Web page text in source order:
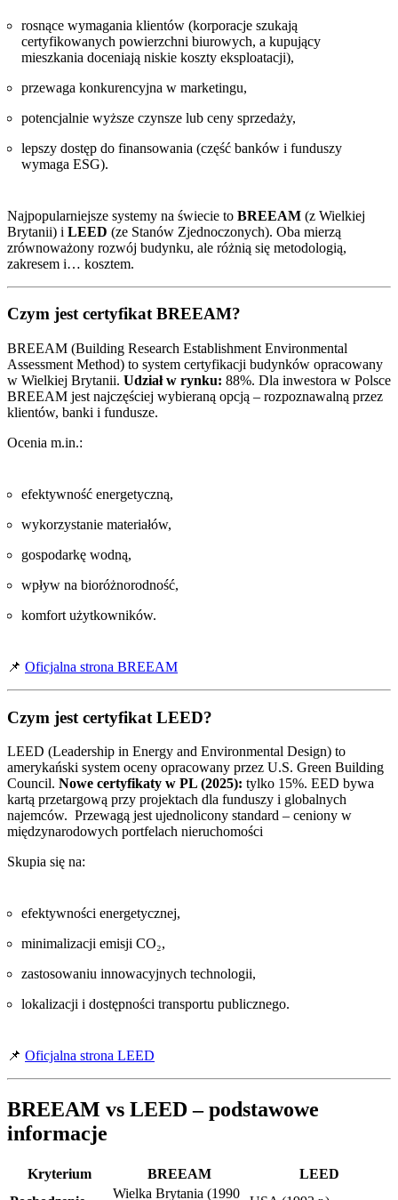
rosnące wymagania klientów (korporacje szukają
certyfikowanych powierzchni biurowych, a kupujący
mieszkania doceniają niskie koszty eksploatacji),
przewaga konkurencyjna w marketingu,
potencjalnie wyższe czynsze lub ceny sprzedaży,
lepszy dostęp do finansowania (część banków i funduszy
wymaga ESG).
Najpopularniejsze systemy na świecie to BREEAM (z Wielkiej
Brytanii) i LEED (ze Stanów Zjednoczonych). Oba mierzą
zrównoważony rozwój budynku, ale różnią się metodologią,
zakresem i… kosztem.
Czym jest certyfikat BREEAM?
BREEAM (Building Research Establishment Environmental
Assessment Method) to system certyfikacji budynków opracowany
w Wielkiej Brytanii. Udział w rynku: 88%. Dla inwestora w Polsce
BREEAM jest najczęściej wybieraną opcją – rozpoznawalną przez
klientów, banki i fundusze.
Ocenia m.in.:
efektywność energetyczną,
wykorzystanie materiałów,
gospodarkę wodną,
wpływ na bioróżnorodność,
komfort użytkowników.
📌 Oficjalna strona BREEAM
Czym jest certyfikat LEED?
LEED (Leadership in Energy and Environmental Design) to
amerykański system oceny opracowany przez U.S. Green Building
Council. Nowe certyfikaty w PL (2025): tylko 15%. EED bywa
kartą przetargową przy projektach dla funduszy i globalnych
najemców. Przewagą jest ujednolicony standard – ceniony w
międzynarodowych portfelach nieruchomości
Skupia się na:
efektywności energetycznej,
minimalizacji emisji CO₂,
zastosowaniu innowacyjnych technologii,
lokalizacji i dostępności transportu publicznego.
📌 Oficjalna strona LEED
BREEAM vs LEED – podstawowe
informacje
Kryterium BREEAM
LEED
Wielka Brytania (1990